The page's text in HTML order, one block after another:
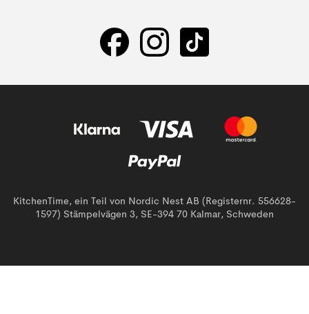
KitchenTime, ein Teil von Nordic Nest AB (Registernr. 556628-
1597) Stämpelvägen 3, SE-394 70 Kalmar, Schweden